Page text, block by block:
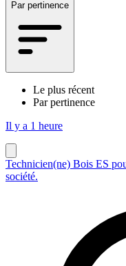
Par pertinence
Le plus récent
Par pertinence
Il y a 1 heure
Technicien(ne) Bois ES
société.